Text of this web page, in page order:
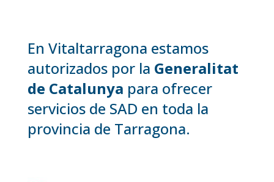
En Vitaltarragona estamos
autorizados por la Generalitat
de Catalunya para ofrecer
servicios de SAD en toda la
provincia de Tarragona.